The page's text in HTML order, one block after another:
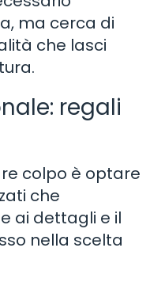
ma cerca di
che lasci
regali
colpo è optare
che
ai dettagli e il
nella scelta